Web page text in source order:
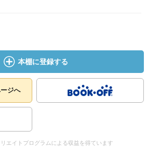
本棚に登録する
ジへ
エイトプログラムによる収益を得ています